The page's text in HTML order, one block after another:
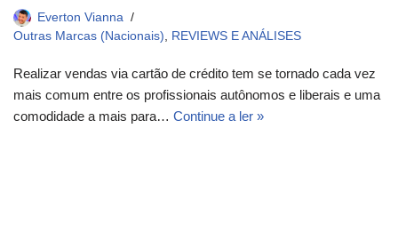
Everton Vianna
Outras Marcas (Nacionais)
REVIEWS E ANÁLISES
Realizar vendas via cartão de crédito tem se tornado cada vez
mais comum entre os profissionais autônomos e liberais e uma
comodidade a mais para… Continue a ler »